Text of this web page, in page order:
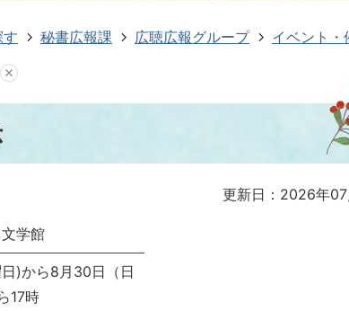
秘書広報課 広聴広報グループ イベント・
更新日：2026年07
学館
)から8月30日（日
17時